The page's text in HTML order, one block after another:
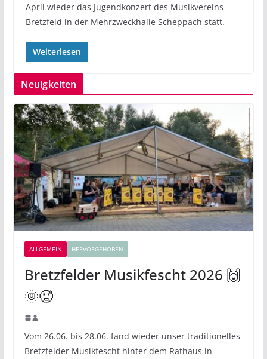
April wieder das Jugendkonzert des Musikvereins
Bretzfeld in der Mehrzweckhalle Scheppach statt.
Weiterlesen
Neuigkeiten
ALLGEMEIN HERVORGEHOBEN
Bretzfelder Musikfescht 2026 🙌
🌞🥵
Vom 26.06. bis 28.06. fand wieder unser traditionelles
Bretzfelder Musikfescht hinter dem Rathaus in